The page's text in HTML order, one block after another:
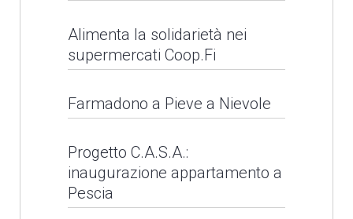
LEGGI NEWS
Alimenta la solidarietà nei
supermercati Coop.Fi
Alimenta la solidarietà
Coop.Fi
LEGGI NEWS
Farmadono a Pieve a Nievole
Farmadono a Pieve a
Nievole
Progetto C.A.S.A.:
inaugurazione appartamento a
Pescia